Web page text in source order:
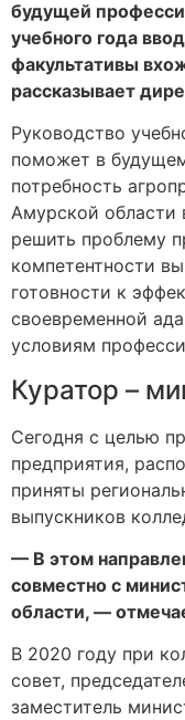
будущей
учебного года
факультативы
рассказывает
Руководство
поможет в
потребность
Амурской области
решить проблему
компетентности
готовности к
своевременной
условиям
Куратор –
Сегодня с целью
предприятия,
приняты
выпускников
— В этом
совместно с
области, —
В 2020 году при
совет,
заместитель